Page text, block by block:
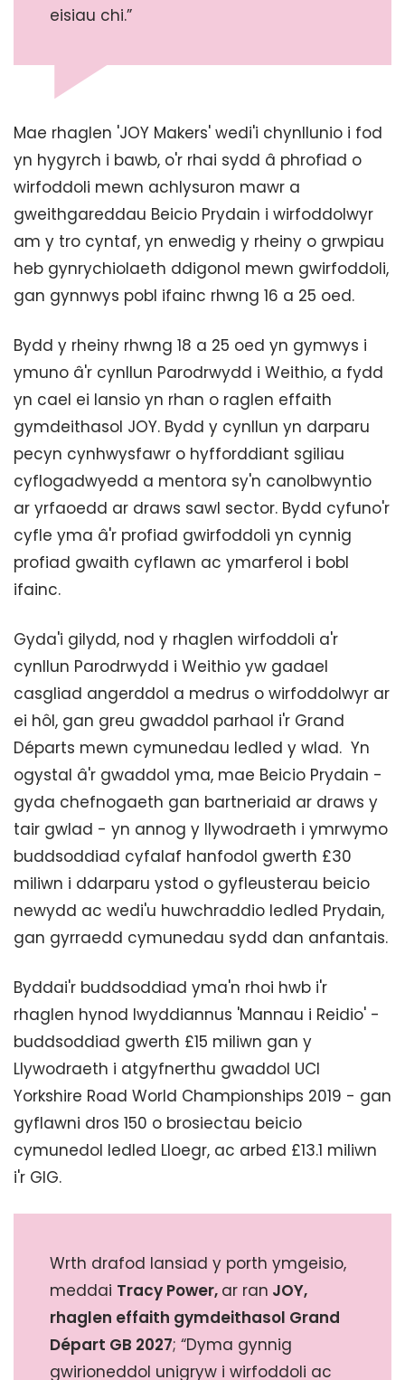
eisiau chi.”
Mae rhaglen 'JOY Makers' wedi'i chynllunio i fod
yn hygyrch i bawb, o'r rhai sydd â phrofiad o
wirfoddoli mewn achlysuron mawr a
gweithgareddau Beicio Prydain i wirfoddolwyr
am y tro cyntaf, yn enwedig y rheiny o grwpiau
heb gynrychiolaeth ddigonol mewn gwirfoddoli,
gan gynnwys pobl ifainc rhwng 16 a 25 oed.
Bydd y rheiny rhwng 18 a 25 oed yn gymwys i
ymuno â'r cynllun Parodrwydd i Weithio, a fydd
yn cael ei lansio yn rhan o raglen effaith
gymdeithasol JOY. Bydd y cynllun yn darparu
pecyn cynhwysfawr o hyfforddiant sgiliau
cyflogadwyedd a mentora sy'n canolbwyntio
ar yrfaoedd ar draws sawl sector. Bydd cyfuno'r
cyfle yma â'r profiad gwirfoddoli yn cynnig
profiad gwaith cyflawn ac ymarferol i bobl
ifainc.
Gyda'i gilydd, nod y rhaglen wirfoddoli a'r
cynllun Parodrwydd i Weithio yw gadael
casgliad angerddol a medrus o wirfoddolwyr ar
ei hôl, gan greu gwaddol parhaol i'r Grand
Départs mewn cymunedau ledled y wlad. Yn
ogystal â'r gwaddol yma, mae Beicio Prydain -
gyda chefnogaeth gan bartneriaid ar draws y
tair gwlad - yn annog y llywodraeth i ymrwymo
buddsoddiad cyfalaf hanfodol gwerth £30
miliwn i ddarparu ystod o gyfleusterau beicio
newydd ac wedi'u huwchraddio ledled Prydain,
gan gyrraedd cymunedau sydd dan anfantais.
Byddai'r buddsoddiad yma'n rhoi hwb i'r
rhaglen hynod lwyddiannus 'Mannau i Reidio' -
buddsoddiad gwerth £15 miliwn gan y
Llywodraeth i atgyfnerthu gwaddol UCI
Yorkshire Road World Championships 2019 - gan
gyflawni dros 150 o brosiectau beicio
cymunedol ledled Lloegr, ac arbed £13.1 miliwn
i'r GIG.
Wrth drafod lansiad y porth ymgeisio,
meddai Tracy Power, ar ran JOY,
rhaglen effaith gymdeithasol Grand
Départ GB 2027; “Dyma gynnig
gwirioneddol unigryw i wirfoddoli ac